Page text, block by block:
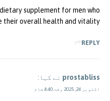
supplement for men who
their overall health and vitality.
REPLY
prostabliss نے کہا:
اکتوبر 24, 2025 وقت 4:40 شام